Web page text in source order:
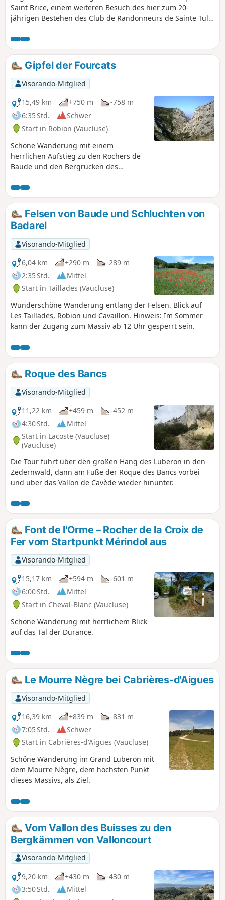
Saint Brice, einem weiteren Besuch des hier zum 20-
jährigen Bestehen des Club de Randonneurs de Sainte Tulle
du Loup.
Gipfel der Fourcats
Visorando-Mitglied
15,49 km
+750 m
-758 m
6:35 Std.
Schwer
Start in Robion (Vaucluse)
Schöne Wanderung mit einem
herrlichen Aufstieg zu den Rochers de
Baude und den Bergrücken des
Felsen von Baude und Schluchten von
Badarel
Visorando-Mitglied
6,04 km
+290 m
-289 m
2:35 Std.
Mittel
Start in Taillades (Vaucluse)
Wunderschöne Wanderung entlang der Felsen. Blick auf
Les Taillades, Robion und Cavaillon. Hinweis: Im Sommer
kann der Zugang zum Massiv ab 12 Uhr gesperrt sein.
Roque des Bancs
Visorando-Mitglied
11,22 km
+459 m
-452 m
4:30 Std.
Mittel
Start in Lacoste (Vaucluse)
(Vaucluse)
Die Tour führt über den großen Hang des Luberon in den
Zedernwald, dann am Fuße der Roque des Bancs vorbei
und über das Vallon de Cavède wieder hinunter.
Font de l'Orme – Rocher de la Croix de
Fer vom Startpunkt Mérindol aus
Visorando-Mitglied
15,17 km
+594 m
-601 m
6:00 Std.
Mittel
Start in Cheval-Blanc (Vaucluse)
Schöne Wanderung mit herrlichem Blick
auf das Tal der Durance.
Le Mourre Nègre bei Cabrières-d'Aigues
Visorando-Mitglied
16,39 km
+839 m
-831 m
7:05 Std.
Schwer
Start in Cabrières-d'Aigues (Vaucluse)
Schöne Wanderung im Grand Luberon mit
dem Mourre Nègre, dem höchsten Punkt
dieses Massivs, als Ziel.
Vom Vallon des Buisses zu den
Bergkämmen von Valloncourt
Visorando-Mitglied
9,20 km
+430 m
-430 m
3:50 Std.
Mittel